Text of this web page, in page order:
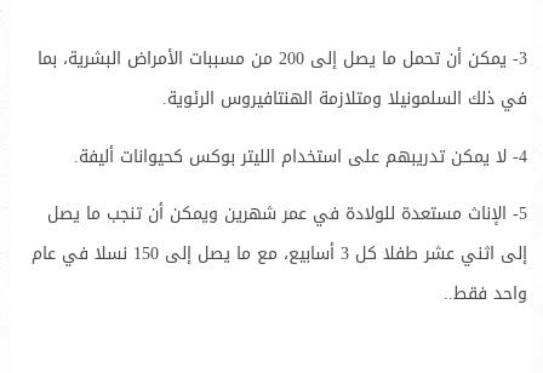
3- يمكن أن تحمل ما يصل إلى 200 من مسببات الأمراض البشرية، بما
في ذلك السلمونيلا ومتلازمة الهنتافيروس الرئوية.
4- لا يمكن تدريبهم على استخدام الليتر بوكس كحيوانات أليفة.
5- الإناث مستعدة للولادة في عمر شهرين ويمكن أن تنجب ما يصل
إلى اثني عشر طفلا كل 3 أسابيع، مع ما يصل إلى 150 نسلا في عام
واحد فقط..